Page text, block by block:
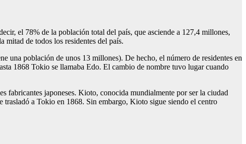
el 78% de la población total del país, que asciende a 127,4 millones,
mitad de todos los residentes del país.
una población de unos 13 millones). De hecho, el número de residentes en
1868 Tokio se llamaba Edo. El cambio de nombre tuvo lugar cuando
fabricantes japoneses. Kioto, conocida mundialmente por ser la ciudad
trasladó a Tokio en 1868. Sin embargo, Kioto sigue siendo el centro